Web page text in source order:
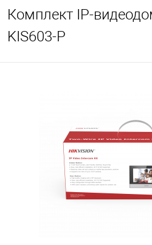
Комплект IP-
KIS603-P